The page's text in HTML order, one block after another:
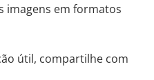
imagens em formatos
útil, compartilhe com